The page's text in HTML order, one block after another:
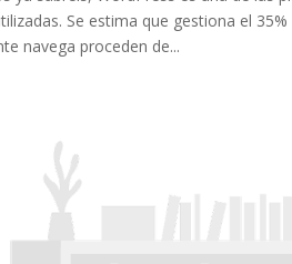
Se estima que gestiona el
navega proceden de...